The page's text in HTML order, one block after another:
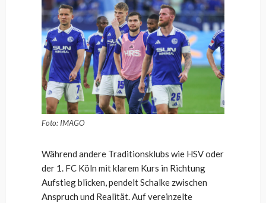
Foto: IMAGO
Während andere Traditionsklubs wie HSV oder
der 1. FC Köln mit klarem Kurs in Richtung
Aufstieg blicken, pendelt Schalke zwischen
Anspruch und Realität. Auf vereinzelte